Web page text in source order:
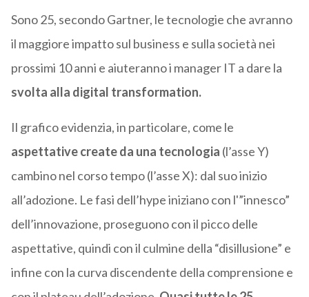
Sono 25, secondo Gartner, le tecnologie che avranno
il maggiore impatto sul business e sulla società nei
prossimi 10 anni e aiuteranno i manager IT a dare la
svolta alla digital transformation.
Il grafico evidenzia, in particolare, come le
aspettative create da una tecnologia (l’asse Y)
cambino nel corso tempo (l’asse X): dal suo inizio
all’adozione. Le fasi dell’hype iniziano con l'”innesco”
dell’innovazione, proseguono con il picco delle
aspettative, quindi con il culmine della “disillusione” e
infine con la curva discendente della comprensione e